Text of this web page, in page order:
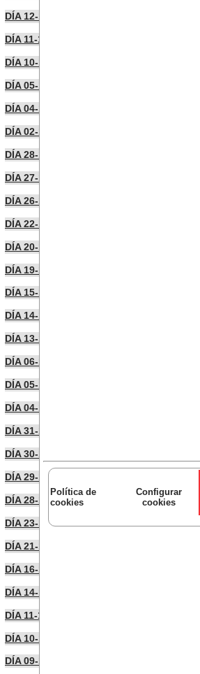
Política de
cookies
Configurar
cookies
DÍA 12-12-2024
DÍA 11-12-2024
DÍA 10-12-2024
DÍA 05-12-2024
DÍA 04-12-2024
DÍA 02-12-2024
DÍA 28-11-2024
DÍA 27-11-2024
DÍA 26-11-2024
DÍA 22-11-2024
DÍA 20-11-2024
DÍA 19-11-2024
DÍA 15-11-2024
DÍA 14-11-2024
DÍA 13-11-2024
DÍA 06-11-2024
DÍA 05-11-2024
DÍA 04-11-2024
DÍA 31-10-2024
DÍA 30-10-2024
DÍA 29-10-2024
DÍA 28-10-2024
DÍA 23-10-2024
DÍA 21-10-2024
DÍA 16-10-2024
DÍA 14-10-2024
DÍA 11-10-2024
DÍA 10-10-2024
DÍA 09-10-2024